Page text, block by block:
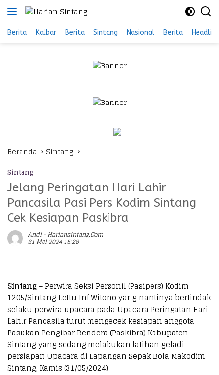
Langsung
ke
konten
Berita Kalbar Berita Sintang Nasional Berita Headline
Beranda Sintang
Sintang
Jelang Peringatan Hari Lahir
Pancasila Pasi Pers Kodim Sintang
Cek Kesiapan Paskibra
Andi - Hariansintang.com
31 Mei 2024 15:28
Sintang– Perwira Seksi Personil (Pasipers) Kodim
1205/Sintang Lettu Inf Witono yang nantinya bertindak
selaku perwira upacara pada Upacara Peringatan Hari
Lahir Pancasila turut mengecek kesiapan anggota
Pasukan Pengibar Bendera (Paskibra) Kabupaten
Sintang yang sedang melakukan latihan geladi
persiapan Upacara di Lapangan Sepak Bola Makodim
Sintang, Kamis (31/05/2024).